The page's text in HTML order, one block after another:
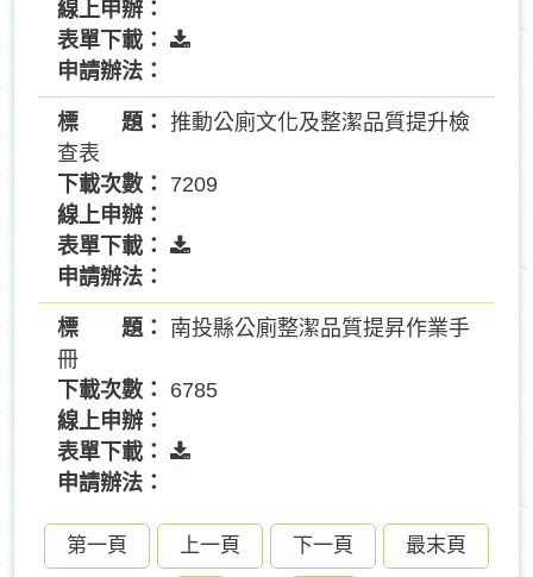
推動公廁文化及整潔品質提升檢
查表
7209
南投縣公廁整潔品質提昇作業手
冊
6785
第一頁 上一頁 下一頁 最末頁